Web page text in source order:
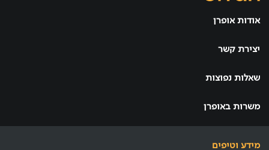
אודות אופרן
יצירת קשר
שאלות נפוצות
משרות באופרן
מידע וטיפים